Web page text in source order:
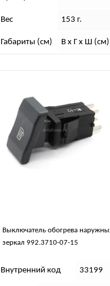
Вес 153 г.
Габариты (см) В х Г х Ш
Выключатель обогрева
зеркал 992.3710-07-15
Внутренний код 33199